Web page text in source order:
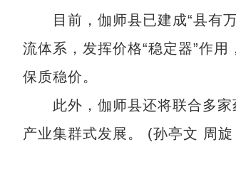
目前，伽师县已建成“县有万
流体系，发挥价格“稳定器”作
保质稳价。
此外，伽师县还将联合多家
产业集群式发展。 (孙亭文 周